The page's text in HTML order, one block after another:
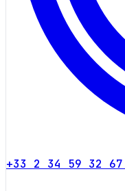
+33 2 34 59 32 67